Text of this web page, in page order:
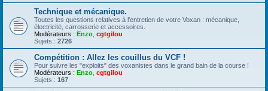
Technique et mécanique.
Toutes les questions relatives à l'entretien de votre Voxan : mécanique,
électricité, carrosserie et accessoires.
Modérateurs : Enzo cgtgilou
Sujets : 2726
Compétition : Allez les couillus du VCF !
Pour suivre les "exploits" des voxanistes dans le grand bain de la course !
Modérateurs : Enzo cgtgilou
Sujets : 167